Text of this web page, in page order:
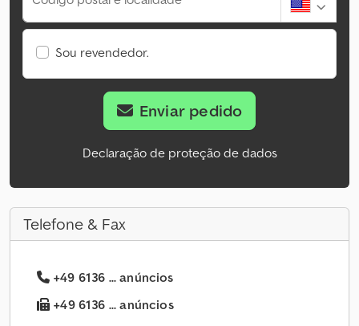
Sou revendedor.
Enviar pedido
Declaração de proteção de dados
Telefone & Fax
+49 6136 ... anúncios
+49 6136 ... anúncios